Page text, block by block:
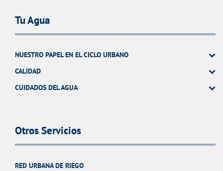
Tu Agua
NUESTRO PAPEL EN EL CICLO URBANO
CALIDAD
CUIDADOS DEL AGUA
Otros Servicios
RED URBANA DE RIEGO